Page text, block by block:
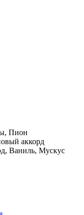
Пион
аккорд
Ваниль, Мускус